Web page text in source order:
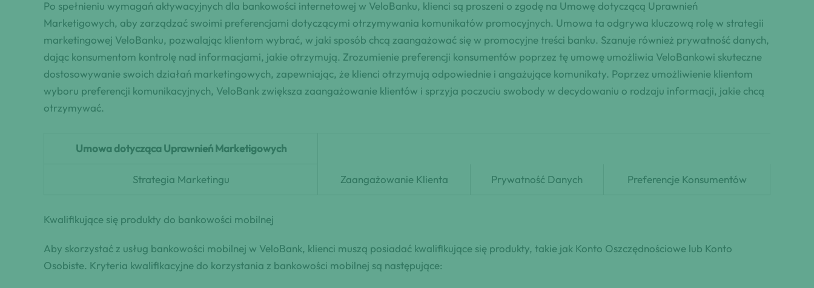
Po spełnieniu wymagań aktywacyjnych dla bankowości internetowej w VeloBanku, klienci są proszeni o zgodę na Umowę dotyczącą Uprawnień
Marketigowych, aby zarządzać swoimi preferencjami dotyczącymi otrzymywania komunikatów promocyjnych. Umowa ta odgrywa kluczową rolę w strategii
marketingowej VeloBanku, pozwalając klientom wybrać, w jaki sposób chcą zaangażować się w promocyjne treści banku. Szanuje również prywatność danych,
dając konsumentom kontrolę nad informacjami, jakie otrzymują. Zrozumienie preferencji konsumentów poprzez tę umowę umożliwia VeloBankowi skuteczne
dostosowywanie swoich działań marketingowych, zapewniając, że klienci otrzymują odpowiednie i angażujące komunikaty. Poprzez umożliwienie klientom
wyboru preferencji komunikacyjnych, VeloBank zwiększa zaangażowanie klientów i sprzyja poczuciu swobody w decydowaniu o rodzaju informacji, jakie chcą
otrzymywać.
Umowa dotycząca Uprawnień Marketigowych
Strategia Marketingu Zaangażowanie Klienta Prywatność Danych Preferencje Konsumentów
Kwalifikujące się produkty do bankowości mobilnej
Aby skorzystać z usług bankowości mobilnej w VeloBank, klienci muszą posiadać kwalifikujące się produkty, takie jak Konto Oszczędnościowe lub Konto
Osobiste. Kryteria kwalifikacyjne do korzystania z bankowości mobilnej są następujące: